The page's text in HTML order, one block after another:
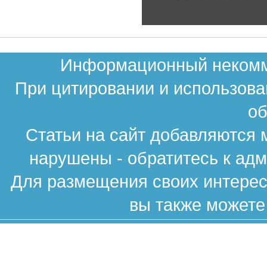
Информационный
При цитировании и
Статьи на сайт
нарушены - обратитесь к
Для размещения своих
вы также